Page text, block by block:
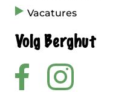
Vacatures
Volg Berghut